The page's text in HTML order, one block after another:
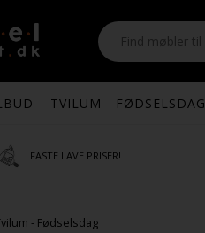
TVILUM - FØDSELSDAG
FASTE LAVE PRISER!
- Fødselsdag